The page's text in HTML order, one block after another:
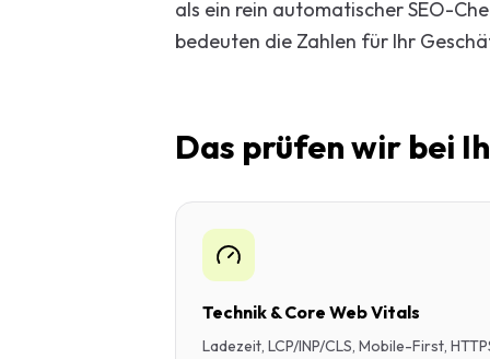
Beratung
als ein rein automatischer SEO-
bedeuten die Zahlen für Ihr
Das prüfen wir bei
Technik & Core Web Vitals
Ladezeit, LCP/INP/CLS, Mobile-First,